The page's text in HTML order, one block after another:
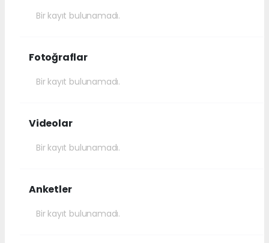
Bir kayıt bulunamadı.
Fotoğraflar
Bir kayıt bulunamadı.
Videolar
Bir kayıt bulunamadı.
Anketler
Bir kayıt bulunamadı.